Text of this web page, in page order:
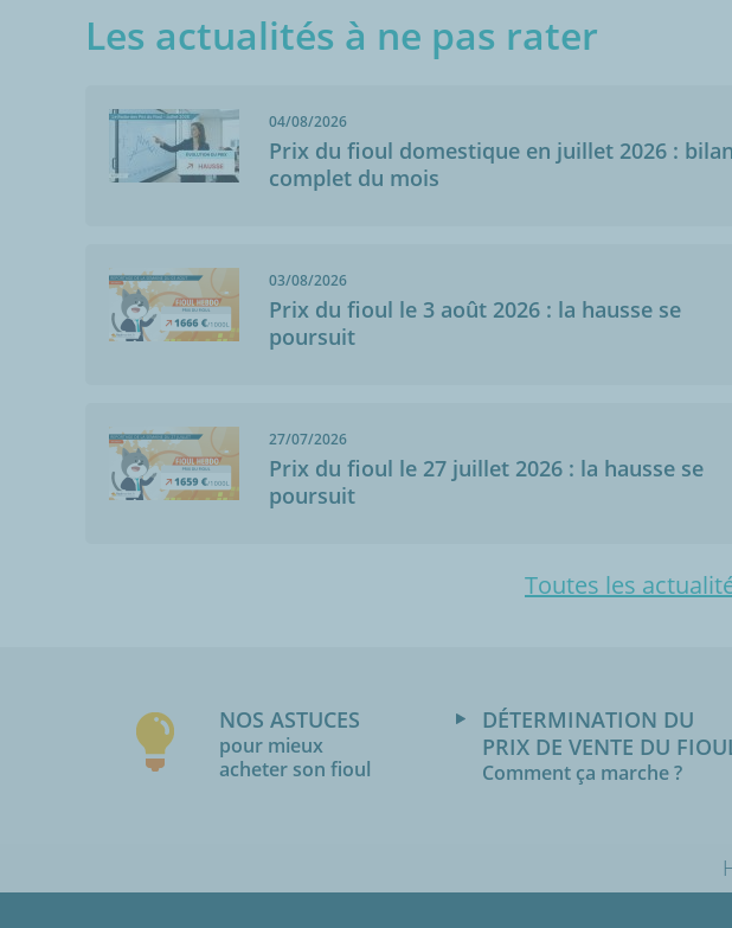
Les actualités à ne pas rater
04/08/2026
Prix du fioul domestique en juillet 2026 : bilan
complet du mois
03/08/2026
Prix du fioul le 3 août 2026 : la hausse se
poursuit
27/07/2026
Prix du fioul le 27 juillet 2026 : la hausse se
poursuit
Toutes les
NOS ASTUCES
pour mieux
acheter son fioul
DÉTERMINATION DU
PRIX DE VENTE DU
Comment ça marche ?